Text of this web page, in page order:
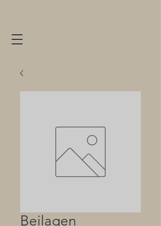
Beilagen